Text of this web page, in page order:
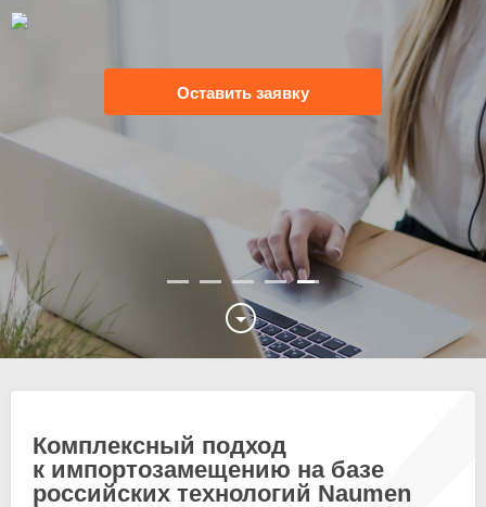
Оставить заявку
Комплексный подход
к импортозамещению на базе
российских технологий Naumen